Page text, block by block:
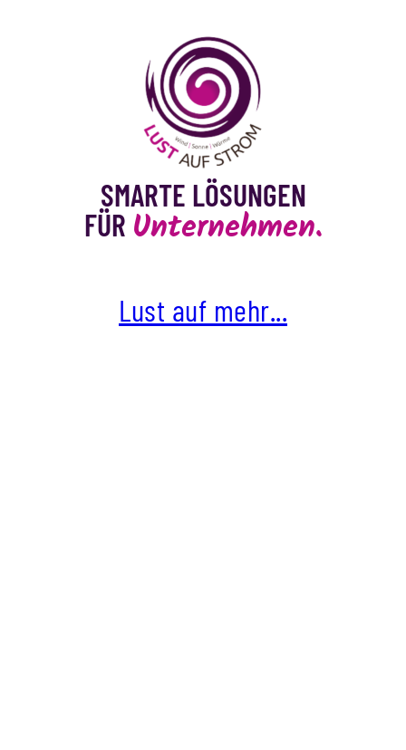
SMARTE LÖSUNGEN
FÜR Unternehmen.
Lust auf mehr...